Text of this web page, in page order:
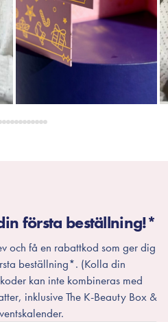
första beställning!*
och få en rabattkod som ger dig
beställning*. (Kolla din
kan inte kombineras med
inklusive The K-Beauty Box &